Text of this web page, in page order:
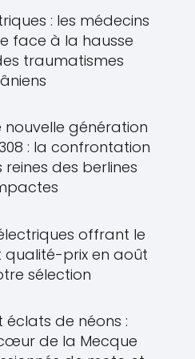
: les médecins
face à la hausse
traumatismes
nouvelle génération
: la confrontation
des berlines
offrant le
prix en août
sélection
éclats de néons :
de la Mecque